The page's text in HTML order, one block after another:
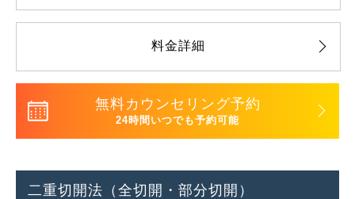
料金詳細
無料カウンセリング予約
24時間いつでも予約可能
二重切開法（全切開・部分切開）